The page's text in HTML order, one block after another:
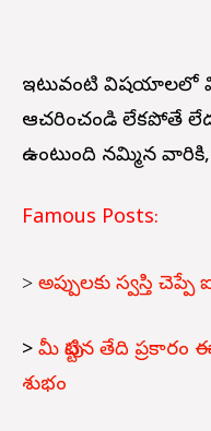
ఇటువంటి విషయాలలో
ఆచరించండి లేకపోతే
ఉంటుంది నమ్మిన
Famous Posts:
> అప్పులకు స్వస్తి
> మీ పుట్టిన తేది
శుభం